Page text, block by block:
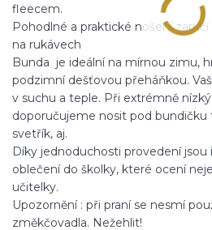
fleecem.
Pohodlné a praktické nošení
na rukávech
Bunda je ideální na mírnou zimu,
podzimní dešťovou přeháňkou.
v suchu a teple. Při extrémně
doporučujeme nosit pod bundičku
svetřík, aj.
Díky jednoduchosti provedení
oblečení do školky, které ocení
učitelky.
Upozornění : při praní se nesmí
změkčovadla. Nežehlit!